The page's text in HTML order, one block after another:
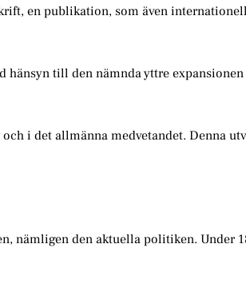
en publikation, som även
hänsyn till den nämnda yttre expansionen
i det allmänna medvetandet. Denna
nämligen den aktuella politiken. Under